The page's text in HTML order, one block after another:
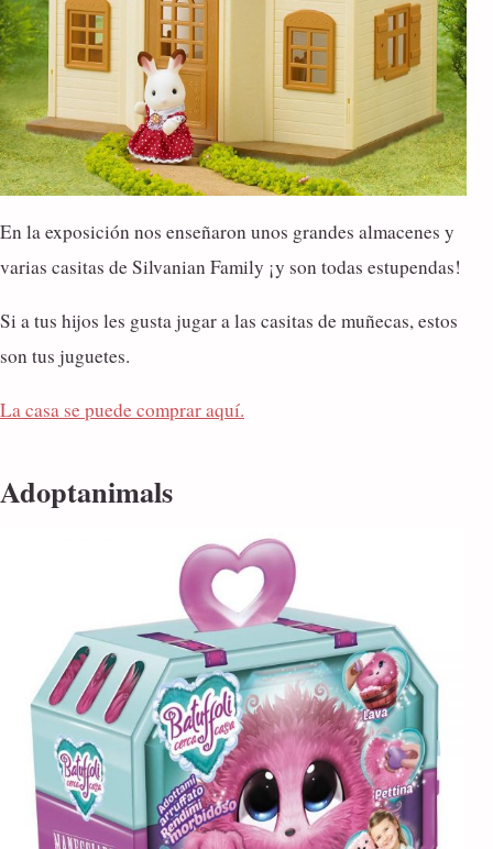
En la exposición nos enseñaron unos grandes almacenes y
varias casitas de Silvanian Family ¡y son todas estupendas!
Si a tus hijos les gusta jugar a las casitas de muñecas, estos
son tus juguetes.
La casa se puede comprar aquí.
Adoptanimals